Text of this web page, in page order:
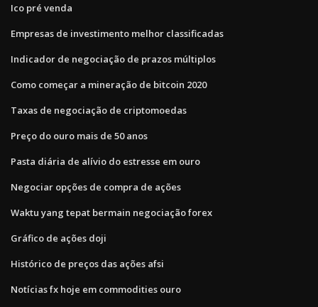
Ico pré venda
Empresas de investimento melhor classificadas
Indicador de negociação de prazos múltiplos
Como começar a mineração de bitcoin 2020
Taxas de negociação de criptomoedas
Preço do ouro mais de 50 anos
Pasta diária de alívio do estresse em ouro
Negociar opções de compra de ações
Waktu yang tepat bermain negociação forex
Gráfico de ações doji
Histórico de preços das ações afsi
Notícias fx hoje em commodities ouro